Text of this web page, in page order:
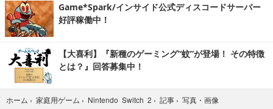
Game*Spark/インサイド公式ディスコードサーバー
好評稼働中！
【大喜利】『新種のゲーミング“蚊”が登場！ その特徴
とは？』回答募集中！
ホーム › 家庭用ゲーム › Nintendo Switch 2 › 記事 › 写真・画像